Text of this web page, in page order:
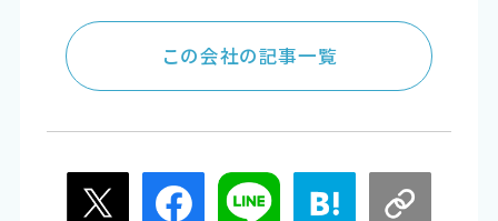
この会社の記事一覧